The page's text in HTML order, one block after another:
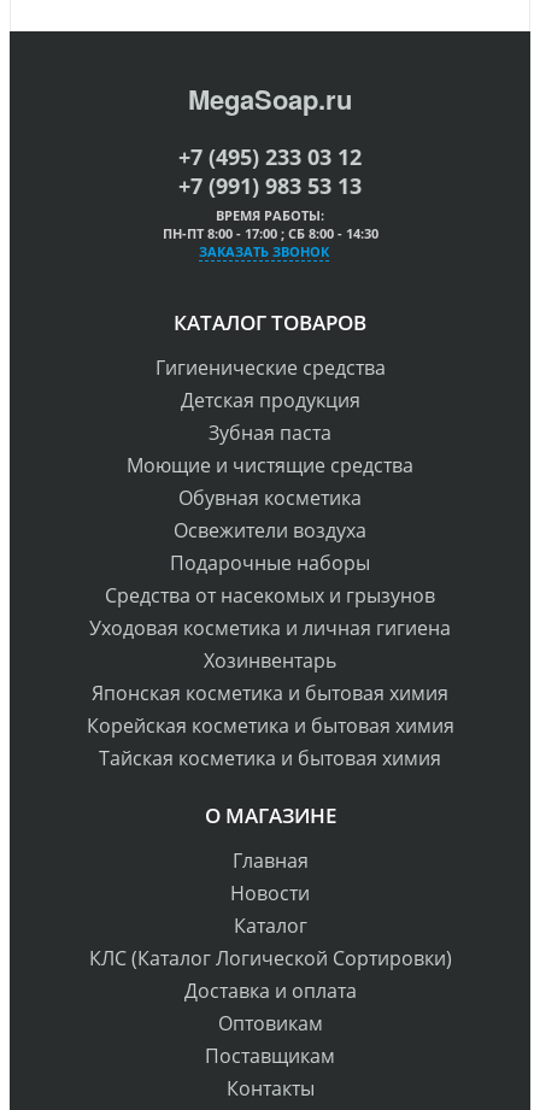
MegaSoap.ru
+7 (495) 233 03 12
+7 (991) 983 53 13
ВРЕМЯ РАБОТЫ:
ПН-ПТ 8:00 - 17:00 ; СБ 8:00 - 14:30
ЗАКАЗАТЬ ЗВОНОК
КАТАЛОГ ТОВАРОВ
Гигиенические средства
Детская продукция
Зубная паста
Моющие и чистящие средства
Обувная косметика
Освежители воздуха
Подарочные наборы
Средства от насекомых и грызунов
Уходовая косметика и личная гигиена
Хозинвентарь
Японская косметика и бытовая химия
Корейская косметика и бытовая химия
Тайская косметика и бытовая химия
О МАГАЗИНЕ
Главная
Новости
Каталог
КЛС (Каталог Логической Сортировки)
Доставка и оплата
Оптовикам
Поставщикам
Контакты